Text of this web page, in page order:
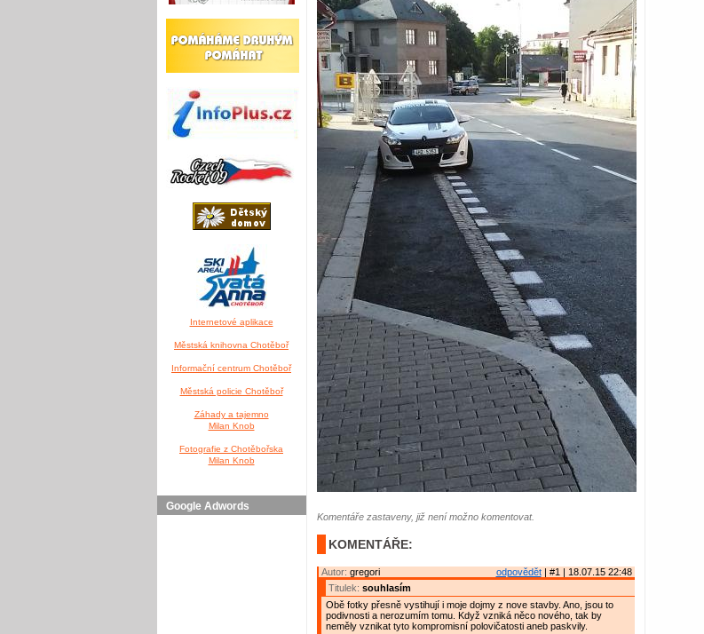
Internetové aplikace
Městská knihovna Chotěboř
Informační centrum Chotěboř
Městská policie Chotěboř
Záhady a tajemno
Milan Knob
Fotografie z Chotěbořska
Milan Knob
Google Adwords
Komentáře zastaveny, již není možno komentovat.
KOMENTÁŘE:
odpovědět| #1 | 18.07.15 22:48
Autor: gregori
Titulek: souhlasím
Obě fotky přesně vystihují i moje dojmy z nove stavby. Ano, jsou to
podivnosti a nerozumím tomu. Když vzniká něco nového, tak by
neměly vznikat tyto kompromisní polovičatosti aneb paskvily.